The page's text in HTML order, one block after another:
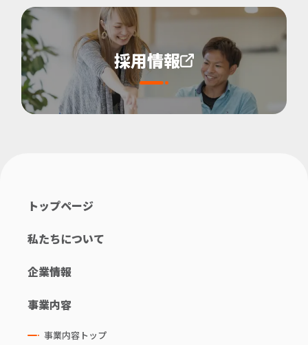
採用情報
トップページ
私たちについて
企業情報
事業内容
事業内容トップ